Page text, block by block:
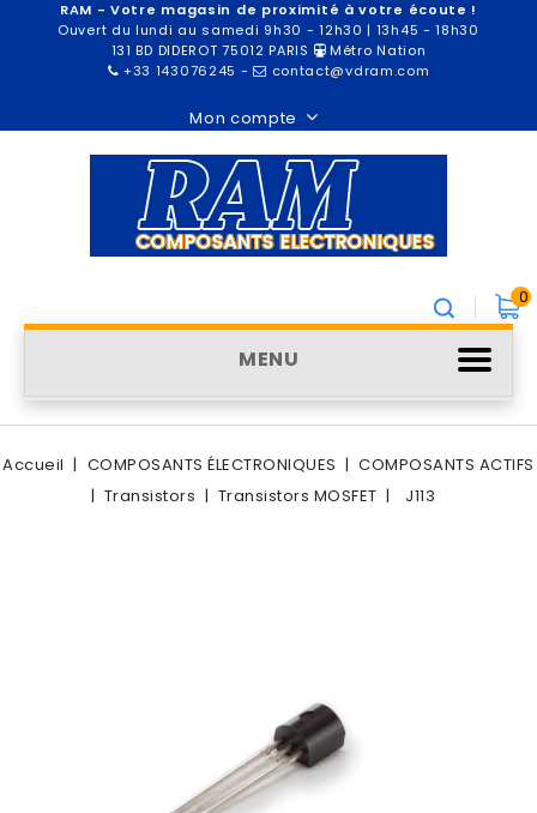
RAM - Votre magasin de proximité à votre écoute !
Ouvert du lundi au samedi 9h30 - 12h30 | 13h45 - 18h30
131 BD DIDEROT 75012 PARIS
Métro Nation
+33 143076245 - contact@vdram.com
Mon compte
0
MENU
Accueil COMPOSANTS ÉLECTRONIQUES
COMPOSANTS ACTIFS
Transistors
Transistors MOSFET J113